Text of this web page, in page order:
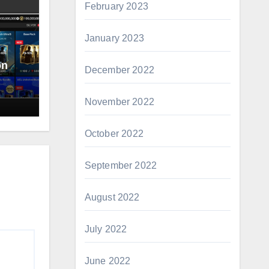
February 2023
January 2023
December 2022
November 2022
October 2022
September 2022
August 2022
July 2022
June 2022